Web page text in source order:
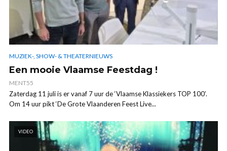
MUZIEK-, SHOW- & THEATERNIEUWS
Een mooie Vlaamse Feestdag !
MENT55
Zaterdag 11 juli is er vanaf 7 uur de ‘Vlaamse Klassiekers TOP 100’.
Om 14 uur pikt ‘De Grote Vlaanderen Feest Live...
VIDEO